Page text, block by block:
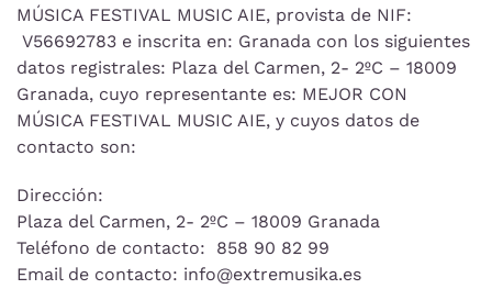
MÚSICA FESTIVAL MUSIC AIE, provista de NIF:
V56692783 e inscrita en: Granada con los siguientes
datos registrales: Plaza del Carmen, 2- 2ºC – 18009
Granada, cuyo representante es: MEJOR CON
MÚSICA FESTIVAL MUSIC AIE, y cuyos datos de
contacto son:
Dirección:
Plaza del Carmen, 2- 2ºC – 18009 Granada
Teléfono de contacto: 858 90 82 99
Email de contacto: info@extremusika.es